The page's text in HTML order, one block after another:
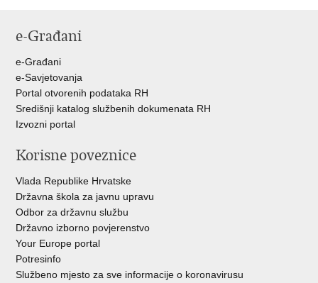
e-Građani
e-Građani
e-Savjetovanja
Portal otvorenih podataka RH
Središnji katalog službenih dokumenata RH
Izvozni portal
Korisne poveznice
Vlada Republike Hrvatske
Državna škola za javnu upravu
Odbor za državnu službu
Državno izborno povjerenstvo
Your Europe portal
Potresinfo
Službeno mjesto za sve informacije o koronavirusu